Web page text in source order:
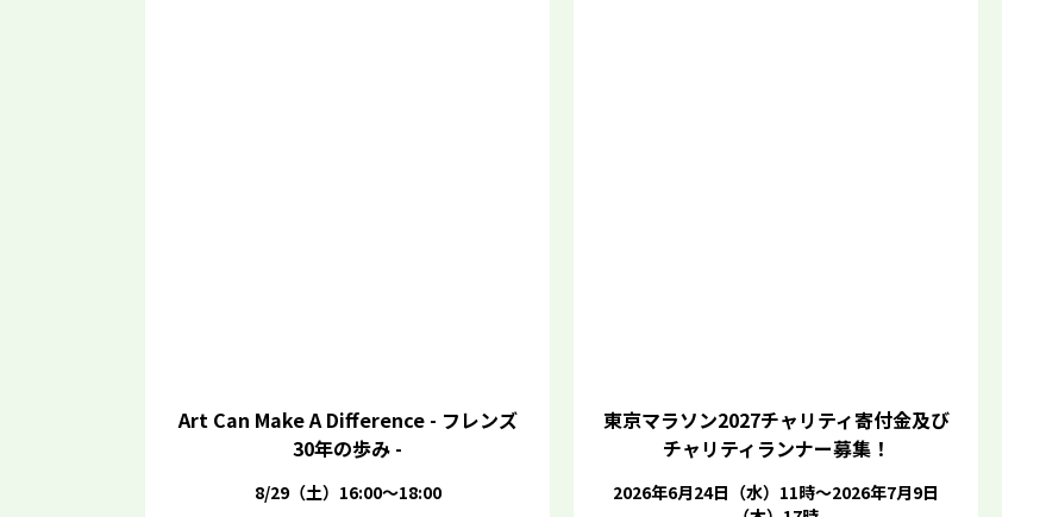
Art Can Make A Difference - フレンズ
30年の歩み -
8/29（土）16:00～18:00
東京マラソン2027チャリティ寄付金及び
チャリティランナー募集！
2026年6月24日（水）11時～2026年7月9日